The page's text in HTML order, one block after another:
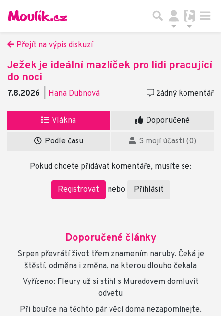
Přejít na výpis diskuzí
Ježek je ideální mazlíček pro lidi pracující
do noci
7.8.2026 Hana Dubnová žádný komentář
Vlákna Doporučené
Podle času S mojí účastí (0)
Pokud chcete přidávat komentáře, musíte se:
Registrovat nebo Přihlásit
Doporučené články
Srpen převrátí život třem znamením naruby. Čeká je
štěstí, odměna i změna, na kterou dlouho čekala
Vyřízeno: Fleury už si stihl s Muradovem domluvit
odvetu
Při bouřce na těchto pár věcí doma nezapomínejte.